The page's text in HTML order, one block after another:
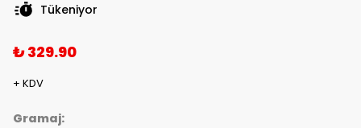
Tükeniyor
₺ 329.90
+ KDV
Gramaj: